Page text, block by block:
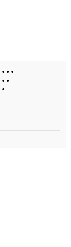
• • •
• •
•